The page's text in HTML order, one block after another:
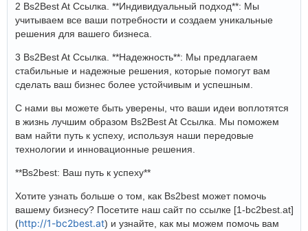
2 Bs2Best At Ссылка. **Индивидуальный подход**: Мы
учитываем все ваши потребности и создаем уникальные
решения для вашего бизнеса.
3 Bs2Best At Ссылка. **Надежность**: Мы предлагаем
стабильные и надежные решения, которые помогут вам
сделать ваш бизнес более устойчивым и успешным.
С нами вы можете быть уверены, что ваши идеи воплотятся
в жизнь лучшим образом Bs2Best At Ссылка. Мы поможем
вам найти путь к успеху, используя наши передовые
технологии и инновационные решения.
**Bs2best: Ваш путь к успеху**
Хотите узнать больше о том, как Bs2best может помочь
вашему бизнесу? Посетите наш сайт по ссылке [1-bc2best.at]
(http://1-bc2best.at) и узнайте, как мы можем помочь вам